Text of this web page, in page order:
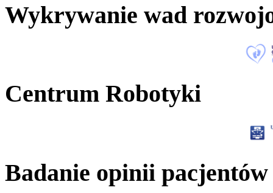
Wykrywanie wad
Centrum Robotyki
Badanie opinii pacjentów